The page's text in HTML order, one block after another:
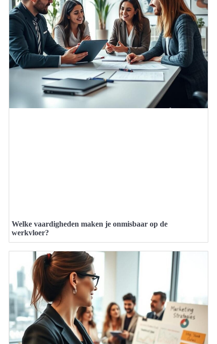
Welke vaardigheden maken je onmisbaar op de
werkvloer?